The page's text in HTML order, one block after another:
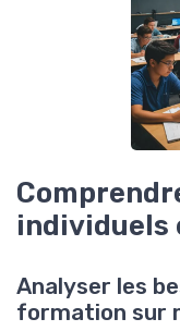
individuels
Analyser les
formation sur